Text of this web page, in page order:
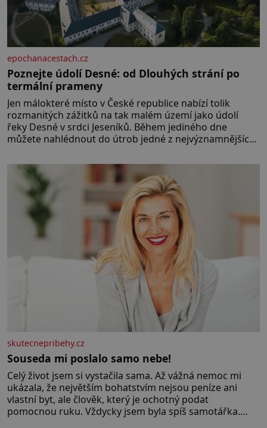
epochanacestach.cz
Poznejte údolí Desné: od Dlouhých strání po
termální prameny
Jen málokteré místo v České republice nabízí tolik
rozmanitých zážitků na tak malém území jako údolí
řeky Desné v srdci Jeseníků. Během jediného dne
můžete nahlédnout do útrob jedné z nejvýznamnějších
hřebeny, projet se na koloběžce a den zakončit
poznáváním památek ve Velkých Losinách nebo v
termálním
skutecnepribehy.cz
Souseda mi poslalo samo nebe!
Celý život jsem si vystačila sama. Až vážná nemoc mi
ukázala, že největším bohatstvím nejsou peníze ani
vlastní byt, ale člověk, který je ochotný podat
pomocnou ruku. Vždycky jsem byla spíš samotářka.